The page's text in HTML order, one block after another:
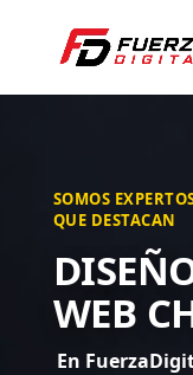
SOMOS
QUE DESTACAN
WEB
En